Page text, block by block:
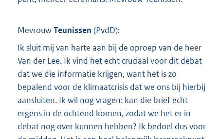
MevrouwTeunissen (PvdD):
Ik sluit mij van harte aan bij de oproep van de heer
Van der Lee. Ik vind het echt cruciaal voor dit debat
dat we die informatie krijgen, want het is zo
bepalend voor de klimaatcrisis dat we ons bij hierbij
aansluiten. Ik wil nog vragen: kan die brief echt
ergens in de ochtend komen, zodat we het er in
debat nog over kunnen hebben? Ik bedoel dus voor